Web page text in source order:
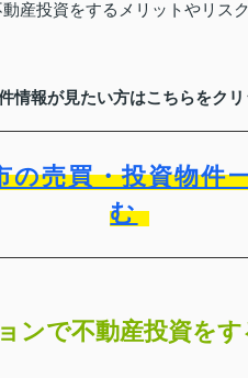
産投資をするメリットやリス
情報が見たい方はこちらをク
の売買・投資物件
む
ンで不動産投資をす